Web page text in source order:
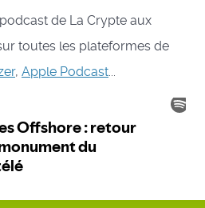
de La Crypte aux
toutes les plateformes de
, Apple Podcast...